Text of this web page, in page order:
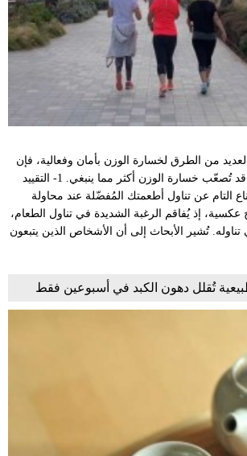
من الطرق لخسارة الوزن بأمان وفعالية، فإن
بعض العادات الشائعة قد تُصعّب خسارة الوزن أكثر مما ينبغي. 1- التقييد
التام عن تناول أطعمتك المُفضّلة عند محاولة
عكسية، إذ يُفاقم الرغبة الشديدة في تناول الطعام،
تُشير الأبحاث إلى أن الأشخاص الذين يتبعون